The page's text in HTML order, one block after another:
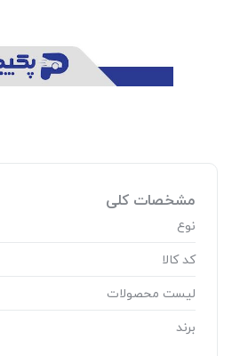
مشخصات کلی
نوع
کد کالا
لیست محصولات
برند